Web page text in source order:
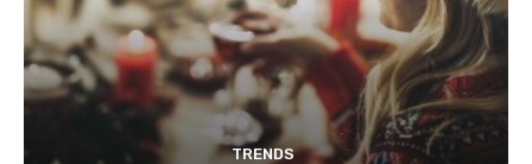
TRENDS